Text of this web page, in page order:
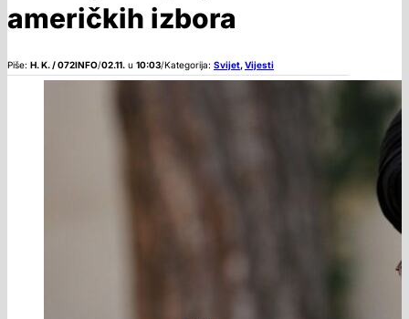
američkih izbora
Piše: H. K. / 072INFO/02.11. u 10:03/Kategorija: Svijet,Vijesti